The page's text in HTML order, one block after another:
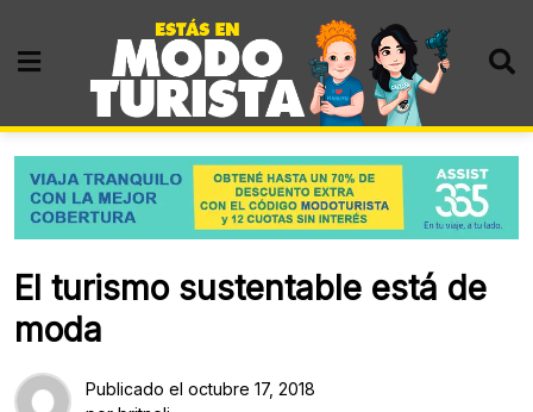
content
El turismo sustentable está de
moda
Publicado el octubre 17, 2018